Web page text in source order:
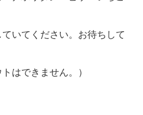
いてください。お待ちして
はできません。）